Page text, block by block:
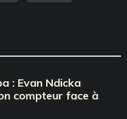
: Evan Ndicka
compteur face à